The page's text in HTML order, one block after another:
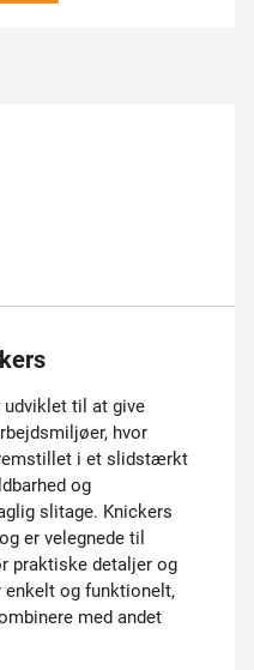
udviklet til at give
hvor
i et slidstærkt
og
slitage. Knickers
er velegnede til
praktiske detaljer og
enkelt og funktionelt,
med andet